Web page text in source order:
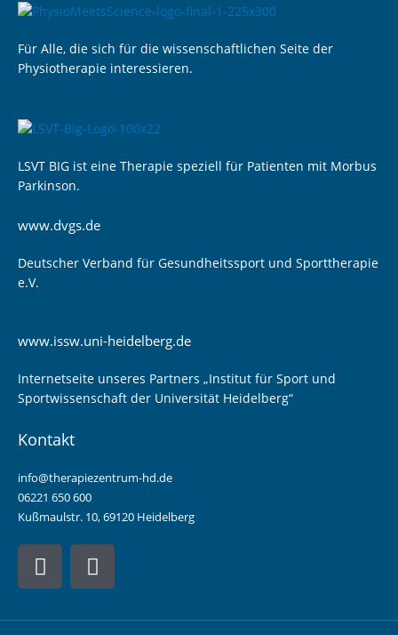
Für Alle, die sich für die wissenschaftlichen Seite der
Physiotherapie interessieren.
LSVT BIG ist eine Therapie speziell für Patienten mit Morbus
Parkinson.
www.dvgs.de
Deutscher Verband für Gesundheitssport und Sporttherapie
e.V.
www.issw.uni-heidelberg.de
Internetseite unseres Partners „Institut für Sport und
Sportwissenschaft der Universität Heidelberg“
Kontakt
info@therapiezentrum-hd.de
06221 650 600
Kußmaulstr. 10, 69120 Heidelberg
F
a
c
e
I
n
s
t